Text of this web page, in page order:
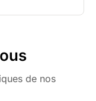
de nos